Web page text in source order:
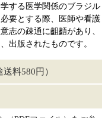
する医学関係のブラジル
要とする際、医師や看護
志の疎通に齟齬があり、
出版されたものです。
料580円）